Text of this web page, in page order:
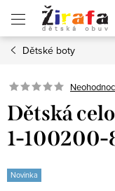
obsah
Dětské boty
Dětská
1-100200-
Novinka